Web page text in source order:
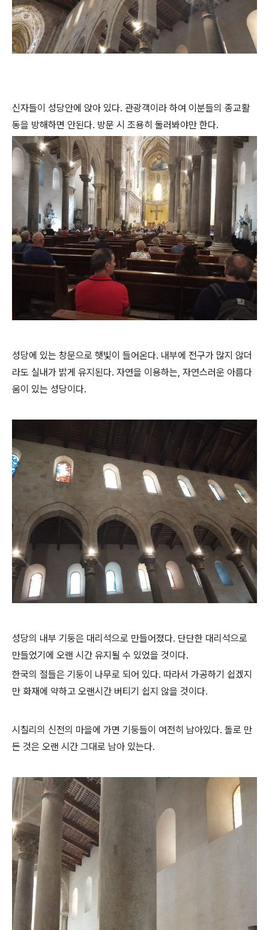
신자들이 성당안에 앉아 있다. 관광객이라 하여 이분들의 종교활
동을 방해하면 안된다. 방문 시 조용히 둘러봐야만 한다.
성당에 있는 창문으로 햇빛이 들어온다. 내부에 전구가 많지 않더
라도 실내가 밝게 유지된다. 자연을 이용하는, 자연스러운 아름다
움이 있는 성당이다.
성당의 내부 기둥은 대리석으로 만들어졌다. 단단한 대리석으로
만들었기에 오랜 시간 유지될 수 있었을 것이다.
한국의 절들은 기둥이 나무로 되어 있다. 따라서 가공하기 쉽겠지
만 화재에 약하고 오랜시간 버티기 쉽지 않을 것이다.
시칠리의 신전의 마을에 가면 기둥들이 여전히 남아있다. 돌로 만
든 것은 오랜 시간 그대로 남아 있는다.